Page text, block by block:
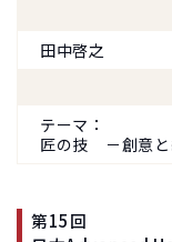
田中啓之
テーマ
匠の技 －創意と
第15回